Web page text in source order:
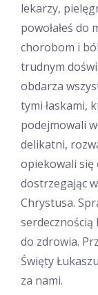
lekarzy,
powołałeś do
chorobom i
trudnym
obdarza
tymi łaskami,
podejmowali
delikatni,
opiekowali się
dostrzegając
Chrystusa.
do zdrowia.
Święty
za nami.